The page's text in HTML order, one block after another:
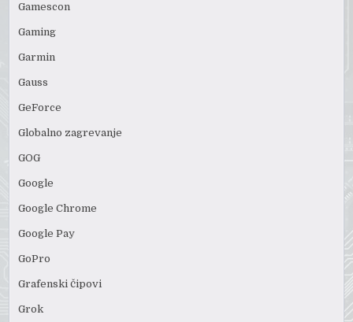
Gamescon
Gaming
Garmin
Gauss
GeForce
Globalno zagrevanje
GOG
Google
Google Chrome
Google Pay
GoPro
Grafenski čipovi
Grok